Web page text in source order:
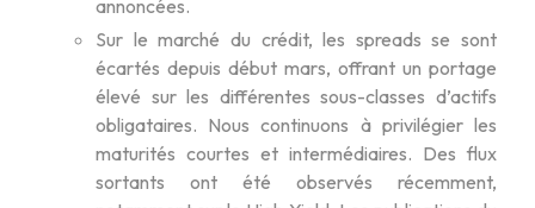
annoncées.
Sur le marché du crédit, les spreads se sont
écartés depuis début mars, offrant un portage
élevé sur les différentes sous-classes d’actifs
obligataires. Nous continuons à privilégier les
maturités courtes et intermédiaires. Des flux
sortants ont été observés récemment,